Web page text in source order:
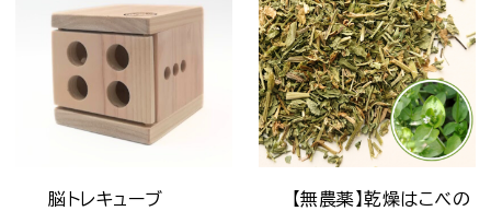
脳トレキューブ
【無農薬】乾燥はこべの